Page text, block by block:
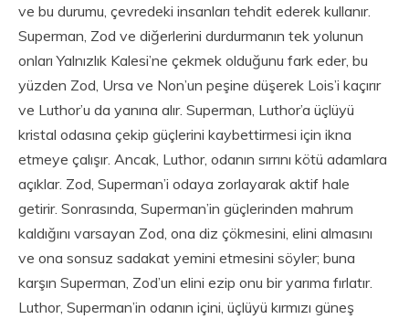
ve bu durumu, çevredeki insanları tehdit ederek kullanır.
Superman, Zod ve diğerlerini durdurmanın tek yolunun
onları Yalnızlık Kalesi’ne çekmek olduğunu fark eder, bu
yüzden Zod, Ursa ve Non’un peşine düşerek Lois’i kaçırır
ve Luthor’u da yanına alır. Superman, Luthor’a üçlüyü
kristal odasına çekip güçlerini kaybettirmesi için ikna
etmeye çalışır. Ancak, Luthor, odanın sırrını kötü adamlara
açıklar. Zod, Superman’i odaya zorlayarak aktif hale
getirir. Sonrasında, Superman’in güçlerinden mahrum
kaldığını varsayan Zod, ona diz çökmesini, elini almasını
ve ona sonsuz sadakat yemini etmesini söyler; buna
karşın Superman, Zod’un elini ezip onu bir yarıma fırlatır.
Luthor, Superman’in odanın içini, üçlüyü kırmızı güneş